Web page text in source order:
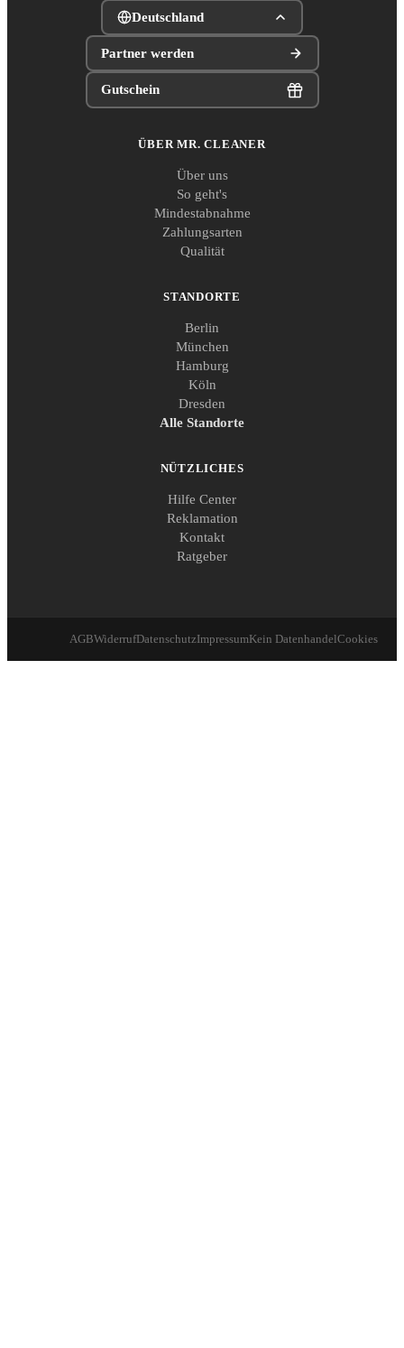
Deutschland
Partner werden
Gutschein
ÜBER MR. CLEANER
Über uns
So geht's
Mindestabnahme
Zahlungsarten
Qualität
STANDORTE
Berlin
München
Hamburg
Köln
Dresden
Alle Standorte
NÜTZLICHES
Hilfe Center
Reklamation
Kontakt
Ratgeber
AGBWiderrufDatenschutzImpressumKein DatenhandelCookies